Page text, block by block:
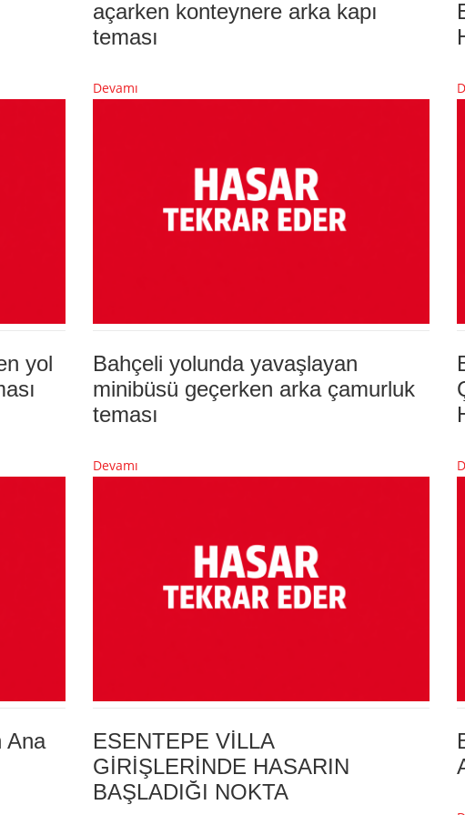
açarken konteynere arka kapı
teması
Devamı
yol
Bahçeli yolunda yavaşlayan
minibüsü geçerken arka çamurluk
teması
Devamı
Ana
ESENTEPE VİLLA
GİRİŞLERİNDE HASARIN
BAŞLADIĞI NOKTA